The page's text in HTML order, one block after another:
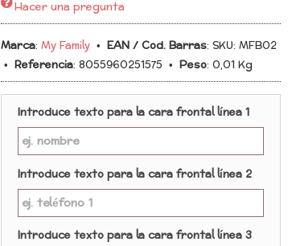
Hacer una pregunta
Marca: My Family • EAN / Cod. Barras: SKU: MFB02
• Referencia: 8055960251575 • Peso: 0,01 Kg
Introduce texto para la cara frontal línea 1
Introduce texto para la cara frontal línea 2
Introduce texto para la cara frontal línea 3